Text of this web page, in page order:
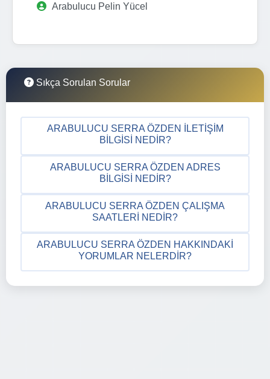
Arabulucu Pelin Yücel
Sıkça Sorulan Sorular
ARABULUCU SERRA ÖZDEN İLETIŞIM
BILGISI NEDIR?
ARABULUCU SERRA ÖZDEN ADRES
BILGISI NEDIR?
ARABULUCU SERRA ÖZDEN ÇALIŞMA
SAATLERI NEDIR?
ARABULUCU SERRA ÖZDEN HAKKINDAKI
YORUMLAR NELERDIR?